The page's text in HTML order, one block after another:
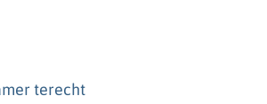
terecht